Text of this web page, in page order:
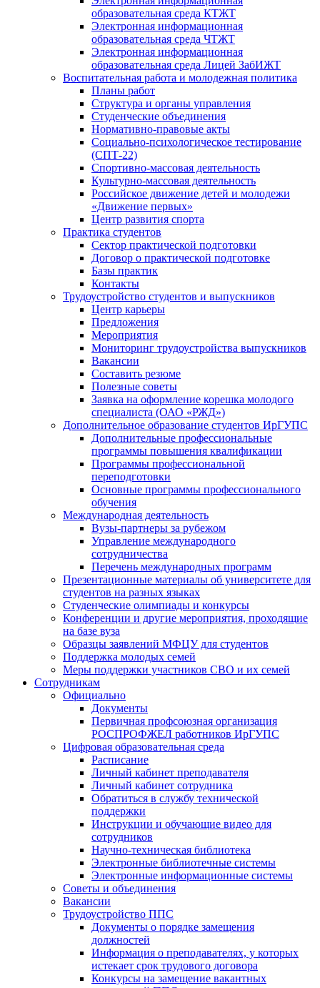
образовательная среда КТЖТ
Электронная информационная
образовательная среда ЧТЖТ
Электронная информационная
образовательная среда Лицей ЗабИЖТ
Воспитательная работа и молодежная политика
Планы работ
Структура и органы управления
Студенческие объединения
Нормативно-правовые акты
Социально-психологическое тестирование
(СПТ-22)
Спортивно-массовая деятельность
Культурно-массовая деятельность
Российское движение детей и молодежи
«Движение первых»
Центр развития спорта
Практика студентов
Сектор практической подготовки
Договор о практической подготовке
Базы практик
Контакты
Трудоустройство студентов и выпускников
Центр карьеры
Предложения
Мероприятия
Мониторинг трудоустройства выпускников
Вакансии
Составить резюме
Полезные советы
Заявка на оформление корешка молодого
специалиста (ОАО «РЖД»)
Дополнительное образование студентов ИрГУПС
Дополнительные профессиональные
программы повышения квалификации
Программы профессиональной
переподготовки
Основные программы профессионального
обучения
Международная деятельность
Вузы-партнеры за рубежом
Управление международного
сотрудничества
Перечень международных программ
Презентационные материалы об университете для
студентов на разных языках
Студенческие олимпиады и конкурсы
Конференции и другие мероприятия, проходящие
на базе вуза
Образцы заявлений МФЦУ для студентов
Поддержка молодых семей
Меры поддержки участников СВО и их семей
Сотрудникам
Официально
Документы
Первичная профсоюзная организация
РОСПРОФЖЕЛ работников ИрГУПС
Цифровая образовательная среда
Расписание
Личный кабинет преподавателя
Личный кабинет сотрудника
Обратиться в службу технической
поддержки
Инструкции и обучающие видео для
сотрудников
Научно-техническая библиотека
Электронные библиотечные системы
Электронные информационные системы
Советы и объединения
Вакансии
Трудоустройство ППС
Документы о порядке замещения
должностей
Информация о преподавателях, у которых
истекает срок трудового договора
Конкурсы на замещение вакантных